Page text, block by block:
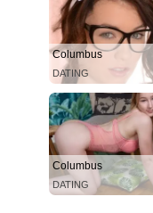
Columbus
DATING
Columbus
DATING